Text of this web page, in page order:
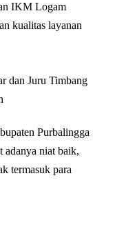
IKM Logam
kualitas layanan
Purbalingga
adanya niat baik,
termasuk para